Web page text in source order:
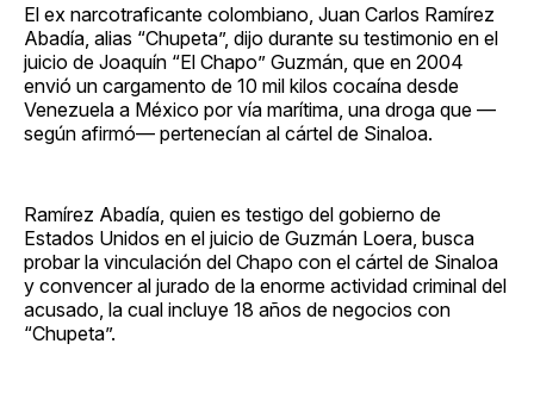
El ex narcotraficante colombiano, Juan Carlos Ramírez
Abadía, alias “Chupeta”, dijo durante su testimonio en el
juicio de Joaquín “El Chapo” Guzmán, que en 2004
envió un cargamento de 10 mil kilos cocaína desde
Venezuela a México por vía marítima, una droga que —
según afirmó— pertenecían al cártel de Sinaloa.
Ramírez Abadía, quien es testigo del gobierno de
Estados Unidos en el juicio de Guzmán Loera, busca
probar la vinculación del Chapo con el cártel de Sinaloa
y convencer al jurado de la enorme actividad criminal del
acusado, la cual incluye 18 años de negocios con
“Chupeta”.